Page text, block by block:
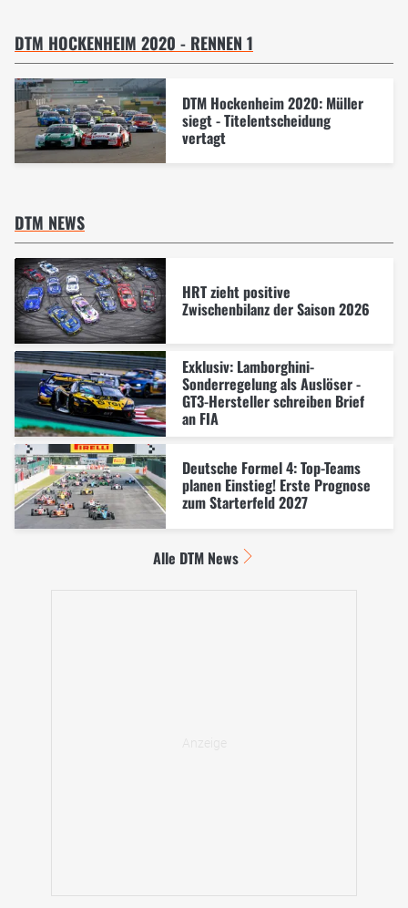
DTM HOCKENHEIM 2020 - RENNEN 1
DTM Hockenheim 2020: Müller
siegt - Titelentscheidung
vertagt
DTM NEWS
HRT zieht positive
Zwischenbilanz der Saison 2026
Exklusiv: Lamborghini-
Sonderregelung als Auslöser -
GT3-Hersteller schreiben Brief
an FIA
Deutsche Formel 4: Top-Teams
planen Einstieg! Erste Prognose
zum Starterfeld 2027
Alle DTM News